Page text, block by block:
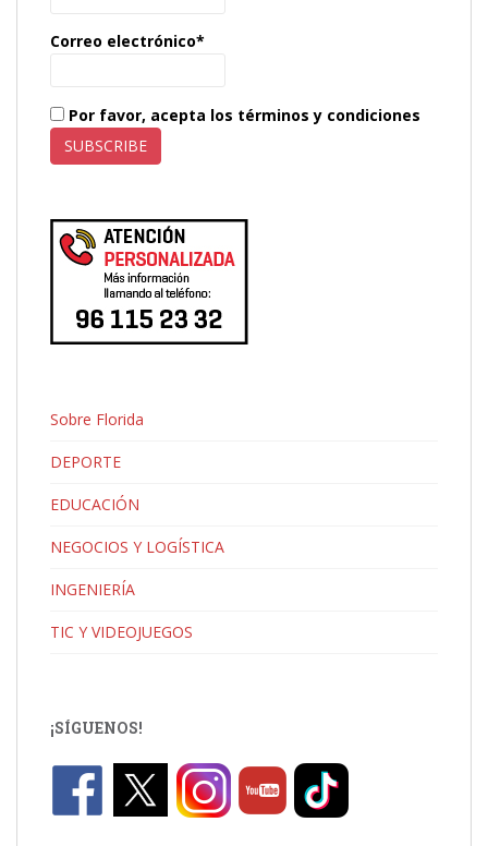
Correo electrónico*
Por favor, acepta los términos y condiciones
Sobre Florida
DEPORTE
EDUCACIÓN
NEGOCIOS Y LOGÍSTICA
INGENIERÍA
TIC Y VIDEOJUEGOS
¡SÍGUENOS!